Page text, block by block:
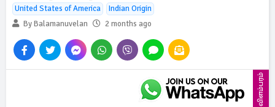
United States of America
Indian Origin
By Balamanuvelan
2 months ago
விளம்பரம்